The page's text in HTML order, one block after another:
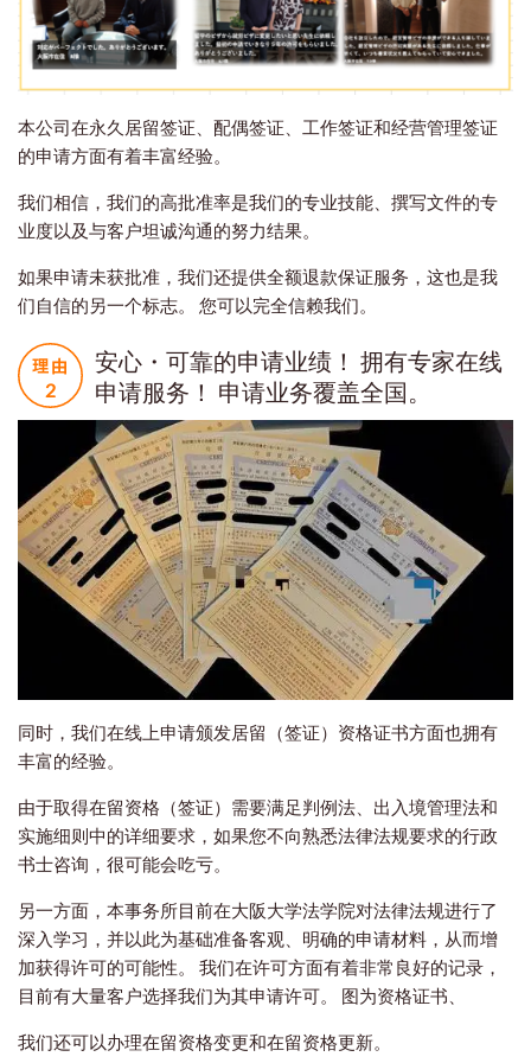
本公司在永久居留签证、配偶签证、工作签证和经营管理签证
的申请方面有着丰富经验。
我们相信，我们的高批准率是我们的专业技能、撰写文件的专
业度以及与客户坦诚沟通的努力结果。
如果申请未获批准，我们还提供全额退款保证服务，这也是我
们自信的另一个标志。 您可以完全信赖我们。
安心・可靠的申请业绩！ 拥有专家在线
申请服务！ 申请业务覆盖全国。
同时，我们在线上申请颁发居留（签证）资格证书方面也拥有
丰富的经验。
由于取得在留资格（签证）需要满足判例法、出入境管理法和
实施细则中的详细要求，如果您不向熟悉法律法规要求的行政
书士咨询，很可能会吃亏。
另一方面，本事务所目前在大阪大学法学院对法律法规进行了
深入学习，并以此为基础准备客观、明确的申请材料，从而增
加获得许可的可能性。 我们在许可方面有着非常良好的记录，
目前有大量客户选择我们为其申请许可。 图为资格证书、
我们还可以办理在留资格变更和在留资格更新。